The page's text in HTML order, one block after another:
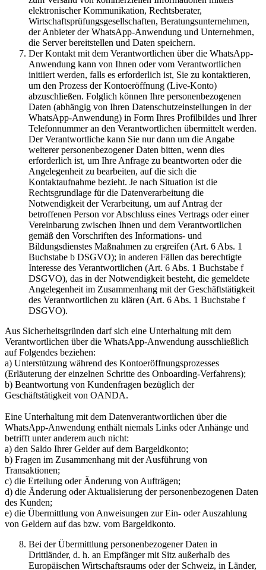
elektronischer Kommunikation, Rechtsberater,
Wirtschaftsprüfungsgesellschaften, Beratungsunternehmen,
der Anbieter der WhatsApp-Anwendung und Unternehmen,
die Server bereitstellen und Daten speichern.
Der Kontakt mit dem Verantwortlichen über die WhatsApp-
Anwendung kann von Ihnen oder vom Verantwortlichen
initiiert werden, falls es erforderlich ist, Sie zu kontaktieren,
um den Prozess der Kontoeröffnung (Live-Konto)
abzuschließen. Folglich können Ihre personenbezogenen
Daten (abhängig von Ihren Datenschutzeinstellungen in der
WhatsApp-Anwendung) in Form Ihres Profilbildes und Ihrer
Telefonnummer an den Verantwortlichen übermittelt werden.
Der Verantwortliche kann Sie nur dann um die Angabe
weiterer personenbezogener Daten bitten, wenn dies
erforderlich ist, um Ihre Anfrage zu beantworten oder die
Angelegenheit zu bearbeiten, auf die sich die
Kontaktaufnahme bezieht. Je nach Situation ist die
Rechtsgrundlage für die Datenverarbeitung die
Notwendigkeit der Verarbeitung, um auf Antrag der
betroffenen Person vor Abschluss eines Vertrags oder einer
Vereinbarung zwischen Ihnen und dem Verantwortlichen
gemäß den Vorschriften des Informations- und
Bildungsdienstes Maßnahmen zu ergreifen (Art. 6 Abs. 1
Buchstabe b DSGVO); in anderen Fällen das berechtigte
Interesse des Verantwortlichen (Art. 6 Abs. 1 Buchstabe f
DSGVO), das in der Notwendigkeit besteht, die gemeldete
Angelegenheit im Zusammenhang mit der Geschäftstätigkeit
des Verantwortlichen zu klären (Art. 6 Abs. 1 Buchstabe f
DSGVO).
Aus Sicherheitsgründen darf sich eine Unterhaltung mit dem
Verantwortlichen über die WhatsApp-Anwendung ausschließlich
auf Folgendes beziehen:
a) Unterstützung während des Kontoeröffnungsprozesses
(Erläuterung der einzelnen Schritte des Onboarding-Verfahrens);
b) Beantwortung von Kundenfragen bezüglich der
Geschäftstätigkeit von OANDA.
Eine Unterhaltung mit dem Datenverantwortlichen über die
WhatsApp-Anwendung enthält niemals Links oder Anhänge und
betrifft unter anderem auch nicht:
a) den Saldo Ihrer Gelder auf dem Bargeldkonto;
b) Fragen im Zusammenhang mit der Ausführung von
Transaktionen;
c) die Erteilung oder Änderung von Aufträgen;
d) die Änderung oder Aktualisierung der personenbezogenen Daten
des Kunden;
e) die Übermittlung von Anweisungen zur Ein- oder Auszahlung
von Geldern auf das bzw. vom Bargeldkonto.
Bei der Übermittlung personenbezogener Daten in
Drittländer, d. h. an Empfänger mit Sitz außerhalb des
Europäischen Wirtschaftsraums oder der Schweiz, in Länder,